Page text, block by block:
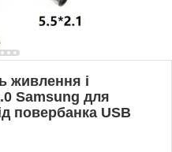
живлення і
Samsung для
повербанка USB